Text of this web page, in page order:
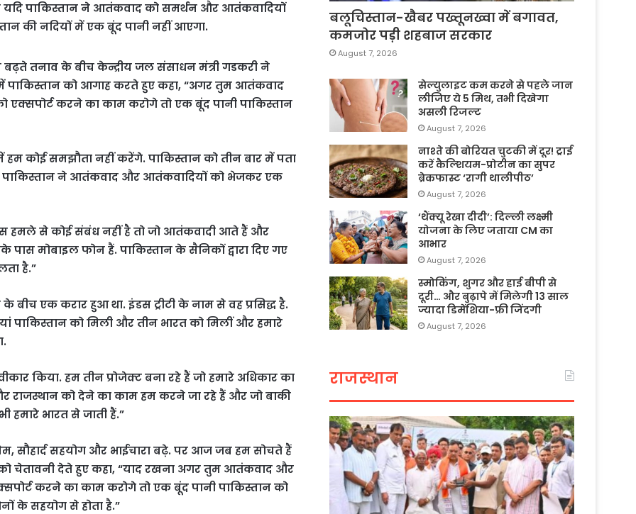
यदि पाकिस्तान ने आतंकवाद को समर्थन और आतंकवादियों
की नदियों में एक बूंद पानी नहीं आएगा.
तनाव के बीच केन्द्रीय जल संसाधन मंत्री गडकरी ने
को आगाह करते हुए कहा, “अगर तुम आतंकवाद
करने का काम करोगे तो एक बूंद पानी पाकिस्तान
कोई समझौता नहीं करेंगे. पाकिस्तान को तीन बार में पता
पाकिस्तान ने आतंकवाद और आतंकवादियों को भेजकर एक
हमले से कोई संबंध नहीं है तो जो आतंकवादी आते हैं और
मोबाइल फोन हैं. पाकिस्तान के सैनिकों द्वारा दिए गए
है.”
बीच एक करार हुआ था. इंडस ट्रीटी के नाम से वह प्रसिद्ध है.
पाकिस्तान को मिली और तीन भारत को मिलीं और हमारे
किया. हम तीन प्रोजेक्ट बना रहे हैं जो हमारे अधिकार का
राजस्थान को देने का काम हम करने जा रहे हैं और जो बाकी
हमारे भारत से जाती हैं.”
सौहार्द सहयोग और भाईचारा बढ़े. पर आज जब हम सोचते हैं
को चेतावनी देते हुए कहा, “याद रखना अगर तुम आतंकवाद और
करने का काम करोगे तो एक बूंद पानी पाकिस्तान को
के सहयोग से होता है.”
बलूचिस्तान-खैबर पख्तूनख्वा में बगावत,
कमजोर पड़ी शहबाज सरकार
August 7, 2026
सेल्युलाइट कम करने से पहले जान
लीजिए ये 5 मिथ, तभी दिखेगा
असली रिजल्ट
August 7, 2026
नाश्ते की बोरियत चुटकी में दूर! ट्राई
करें कैल्शियम-प्रोटीन का सुपर
ब्रेकफास्ट ‘रागी थालीपीठ’
August 7, 2026
‘थैंक्यू रेखा दीदी’: दिल्ली लक्ष्मी
योजना के लिए जताया CM का
आभार
August 7, 2026
स्मोकिंग, शुगर और हाई बीपी से
दूरी… और बुढ़ापे में मिलेगी 13 साल
ज्यादा डिमेंशिया-फ्री जिंदगी
August 7, 2026
राजस्थान